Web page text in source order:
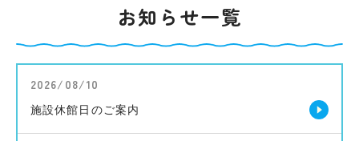
お知らせ一覧
2026/08/10
施設休館日のご案内